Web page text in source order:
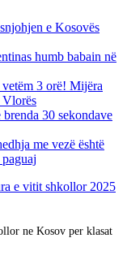
e Kosovës
humb babain në
3 orë! Mijëra
Vlorës
30 sekondave
me vezë është
e vitit shkollor 2025
ne Kosov per klasat